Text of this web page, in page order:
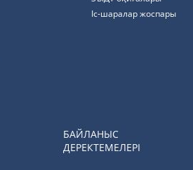
Іс-шаралар жоспары
БАЙЛАНЫС
ДЕРЕКТЕМЕЛЕРІ